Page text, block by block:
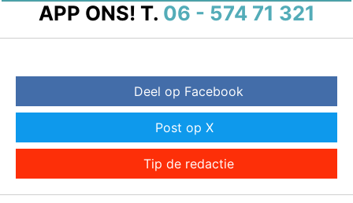
APP ONS! T. 06 - 574 71 321
Deel op Facebook
Post op X
Tip de redactie